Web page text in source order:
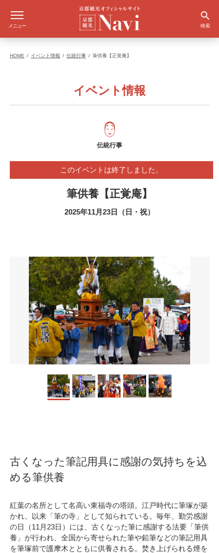
メニュー 検索
HOME イベント情報 伝統行事 筆供養【正覚庵】
イベント情報
伝統行事
このイベントは終了しました。
筆供養【正覚庵】
2025年11月23日（日・祝）
古くなった筆記用具に感謝の気持ちを込
める筆供養
紅葉の名所として名高い東福寺の塔頭。江戸時代に筆塚が築
かれ、以来「筆の寺」として知られている。毎年、勤労感謝
の日（11月23日）には、古くなった筆に感謝する法要「筆供
養」が行われ、全国から寄せられた筆や鉛筆などの筆記用具
を筆塚前で護摩木とともに供養される。焚き上げられる煙を